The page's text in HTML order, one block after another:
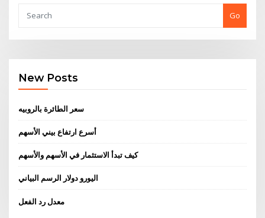
Go
New Posts
سعر الطائرة بالروبيه
أسرع ارتفاع بيني الأسهم
كيف تبدأ الاستثمار في الأسهم والأسهم
اليورو دولار الرسم البياني
معدل رد الفعل